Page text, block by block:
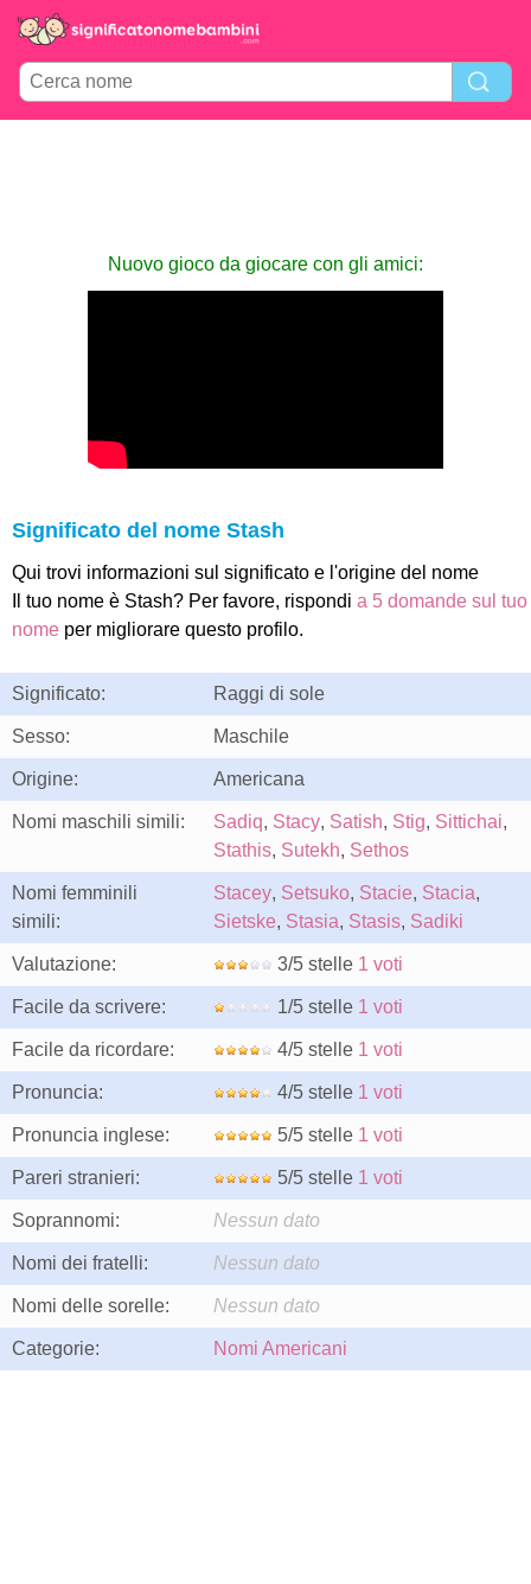
Nuovo gioco da giocare con gli amici:
Significato del nome Stash
Qui trovi informazioni sul significato e l'origine del nome
Il tuo nome è Stash? Per favore, rispondi a 5 domande sul tuo
nome per migliorare questo profilo.
Significato: Raggi di sole
Sesso: Maschile
Origine: Americana
Nomi maschili simili: Sadiq, Stacy, Satish, Stig, Sittichai,
Stathis, Sutekh, Sethos
Nomi femminili
simili:
Stacey, Setsuko, Stacie, Stacia,
Sietske, Stasia, Stasis, Sadiki
Valutazione: 3/5 stelle 1 voti
Facile da scrivere: 1/5 stelle 1 voti
Facile da ricordare: 4/5 stelle 1 voti
Pronuncia: 4/5 stelle 1 voti
Pronuncia inglese: 5/5 stelle 1 voti
Pareri stranieri: 5/5 stelle 1 voti
Soprannomi: Nessun dato
Nomi dei fratelli: Nessun dato
Nomi delle sorelle: Nessun dato
Categorie: Nomi Americani